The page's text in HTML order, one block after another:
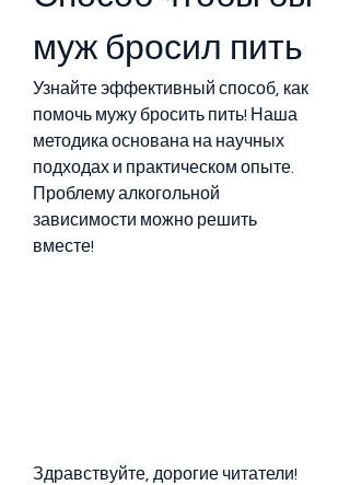
муж бросил пить
Узнайте эффективный способ, как
помочь мужу бросить пить! Наша
методика основана на научных
подходах и практическом опыте.
Проблему алкогольной
зависимости можно решить
вместе!
Здравствуйте, дорогие читатели!